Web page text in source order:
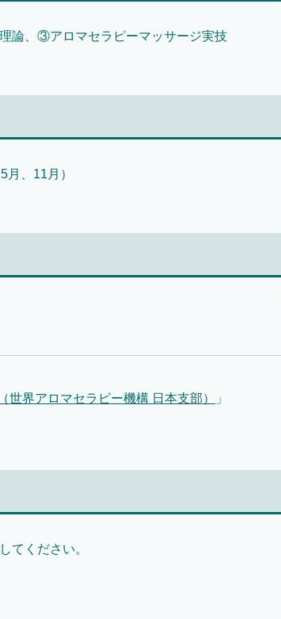
論、③アロマセラピーマッサージ実技
、11月）
世界アロマセラピー機構 日本支部） 」
してください。